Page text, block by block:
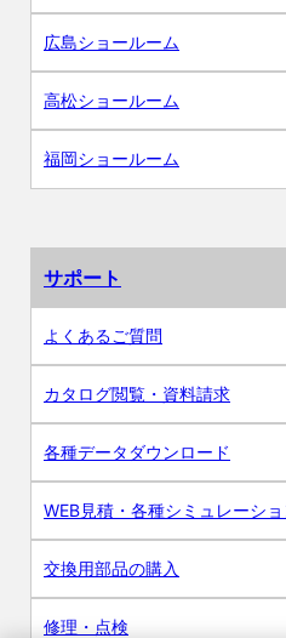
広島ショールーム
高松ショールーム
福岡ショールーム
サポート
よくあるご質問
カタログ閲覧・資料請求
各種データダウンロード
WEB見積・各種シミュレーショ
交換用部品の購入
修理・点検